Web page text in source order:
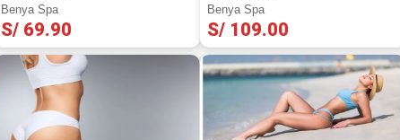
Benya Spa
S/ 69.90
Benya Spa
S/ 109.00